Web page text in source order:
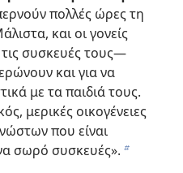
πολλές ώρες τη
και οι γονείς
συσκευές τους—
και για να
με τα παιδιά τους.
μερικές οικογένειες
που είναι
σωρό συσκευές». b